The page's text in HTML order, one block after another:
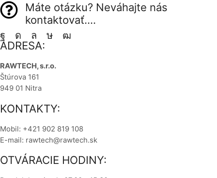
Máte otázku? Neváhajte nás
kontaktovať....
ADRESA:
RAWTECH, s.r.o.
Štúrova 161
949 01 Nitra
KONTAKTY:
Mobil: +421 902 819 108
E-mail: rawtech@rawtech.sk
OTVÁRACIE HODINY: